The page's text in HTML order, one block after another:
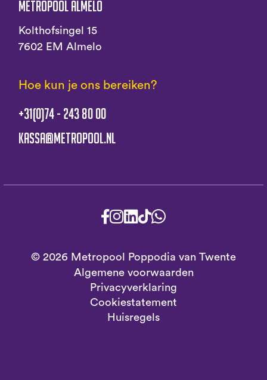
Metropool Almelo
Kolthofsingel 15
7602 EM Almelo
Hoe kun je ons bereiken?
+31(0)74 - 243 80 00
kassa@metropool.nl
© 2026 Metropool Poppodia van Twente
Algemene voorwaarden
Privacyverklaring
Cookiestatement
Huisregels